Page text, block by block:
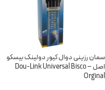
سمان رزینی دوال کیور دولینک بیسکو
اصل – Dou-Link Universal Bisco
Orginal